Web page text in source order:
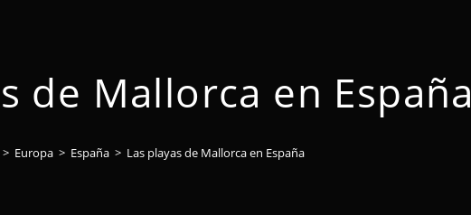
de Mallorca en España
> Europa > España > Las playas de Mallorca en España